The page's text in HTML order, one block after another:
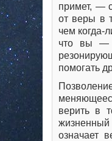
примет, —
от веры в
чем когда-
что вы —
помогать
верить в
жизненный
означает